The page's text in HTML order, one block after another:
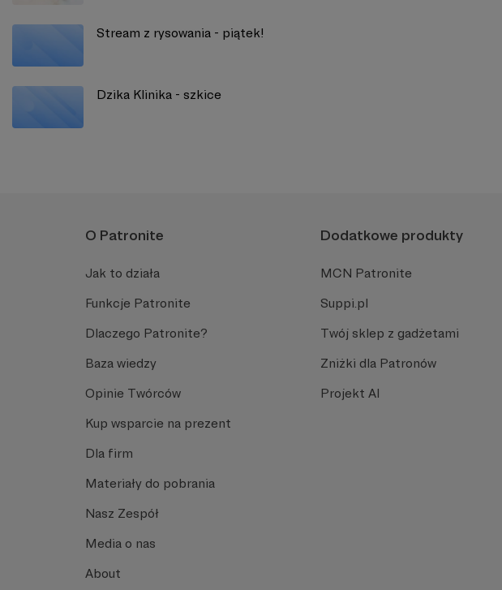
Stream z rysowania - piątek!
Dzika Klinika - szkice
O Patronite
Jak to działa
Funkcje Patronite
Dlaczego Patronite?
Baza wiedzy
Opinie Twórców
Kup wsparcie na prezent
Dla firm
Materiały do pobrania
Nasz Zespół
Media o nas
About
Dodatkowe produkty
MCN Patronite
Suppi.pl
Twój sklep z gadżetami
Zniżki dla Patronów
Projekt AI